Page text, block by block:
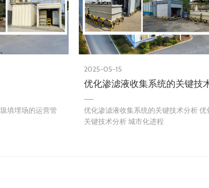
2025-05-15
优化渗滤液收集系统的关键技
优化渗滤液收集系统的关键技术分析 优化渗滤液收集系统的
关键技术分析 城市化进程